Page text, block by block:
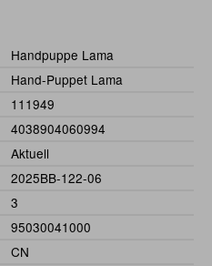
Handpuppe Lama
Hand-Puppet Lama
111949
4038904060994
Aktuell
2025BB-122-06
3
95030041000
CN